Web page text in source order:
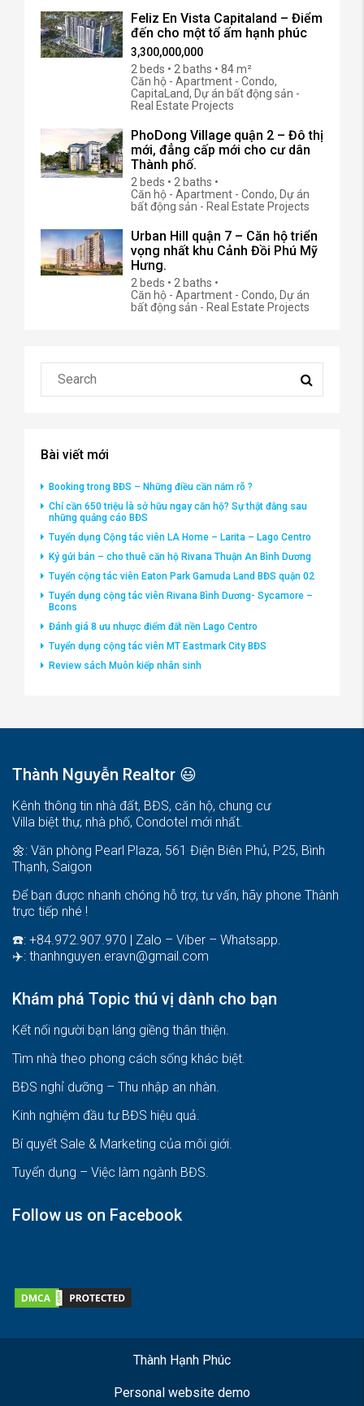
Feliz En Vista Capitaland – Điểm
đến cho một tổ ấm hạnh phúc
3,300,000,000
2 beds • 2 baths • 84 m²
Căn hộ - Apartment - Condo,
CapitaLand, Dự án bất động sản -
Real Estate Projects
PhoDong Village quận 2 – Đô thị
mới, đẳng cấp mới cho cư dân
Thành phố.
2 beds • 2 baths •
Căn hộ - Apartment - Condo, Dự án
bất động sản - Real Estate Projects
Urban Hill quận 7 – Căn hộ triển
vọng nhất khu Cảnh Đồi Phú Mỹ
Hưng.
2 beds • 2 baths •
Căn hộ - Apartment - Condo, Dự án
bất động sản - Real Estate Projects
Bài viết mới
Booking trong BĐS – Những điều cần nắm rõ ?
Chỉ cần 650 triệu là sở hữu ngay căn hộ? Sự thật đằng sau
những quảng cáo BĐS
Tuyển dụng Cộng tác viên LA Home – Larita – Lago Centro
Ký gửi bán – cho thuê căn hộ Rivana Thuận An Bình Dương
Tuyển cộng tác viên Eaton Park Gamuda Land BĐS quận 02
Tuyển dụng cộng tác viên Rivana Bình Dương- Sycamore –
Bcons
Đánh giá 8 ưu nhược điểm đất nền Lago Centro
Tuyển dụng cộng tác viên MT Eastmark City BĐS
Review sách Muôn kiếp nhân sinh
Thành Nguyễn Realtor 😃
Kênh thông tin nhà đất, BĐS, căn hộ, chung cư
Villa biệt thự, nhà phố, Condotel mới nhất.
🌼: Văn phòng Pearl Plaza, 561 Điện Biên Phủ, P25, Bình
Thạnh, Saigon
Để bạn được nhanh chóng hỗ trợ, tư vấn, hãy phone Thành
trực tiếp nhé !
☎️: +84.972.907.970 | Zalo – Viber – Whatsapp.
✈️: thanhnguyen.eravn@gmail.com
Khám phá Topic thú vị dành cho bạn
Kết nối người bạn láng giềng thân thiện.
Tìm nhà theo phong cách sống khác biệt.
BĐS nghỉ dưỡng – Thu nhập an nhàn.
Kinh nghiệm đầu tư BĐS hiệu quả.
Bí quyết Sale & Marketing của môi giới.
Tuyển dụng – Việc làm ngành BĐS.
Follow us on Facebook
Thành Hạnh Phúc
Personal website demo